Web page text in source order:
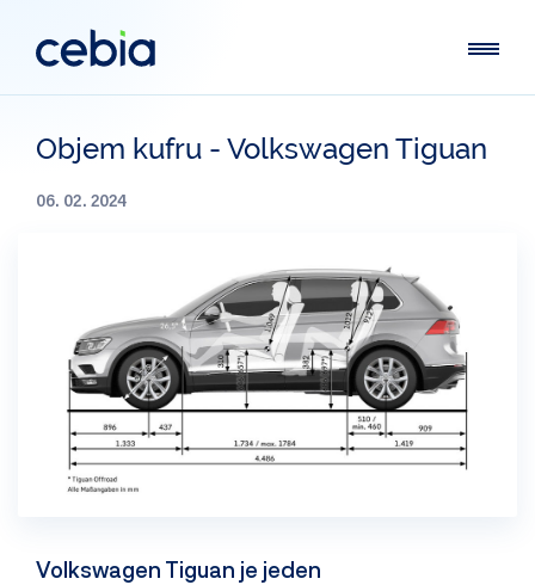
Objem kufru - Volkswagen Tiguan
06. 02. 2024
Volkswagen Tiguan je jeden